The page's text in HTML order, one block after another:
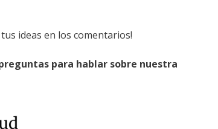
ideas en los comentarios!
para hablar sobre nuestra